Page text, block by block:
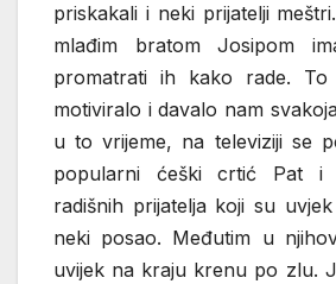
priskakali i neki prijatelji
mlađim bratom Josipom
promatrati ih kako rade.
motiviralo i davalo nam
u to vrijeme, na televiziji se
popularni ćeški crtić Pat i
radišnih prijatelja koji su
neki posao. Međutim u
uvijek na kraju krenu po zlu.